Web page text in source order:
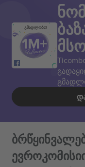
გმადლობთ!